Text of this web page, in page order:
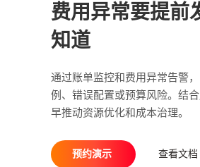
费用异常要提前
知道
通过账单监控和费用异常告警
例、错误配置或预算风险。结
早推动资源优化和成本治理。
预约演示 查看文档